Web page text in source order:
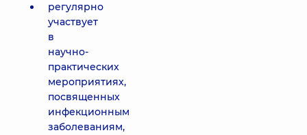
регулярно
участвует
в
научно-
практических
мероприятиях,
посвященных
инфекционным
заболеваниям,